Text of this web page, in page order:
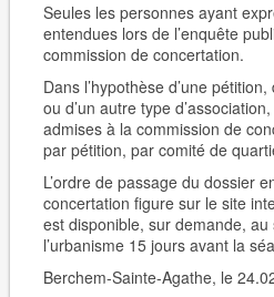
Seules les personnes ayant
entendues lors de l’enquête
commission de concertation.
Dans l’hypothèse d’une
ou d’un autre type
admises à la commission de
par pétition, par comité de
L’ordre de passage du dossier
concertation figure sur le site
est disponible, sur demande,
l’urbanisme 15 jours avant la
Berchem-Sainte-Agathe, le